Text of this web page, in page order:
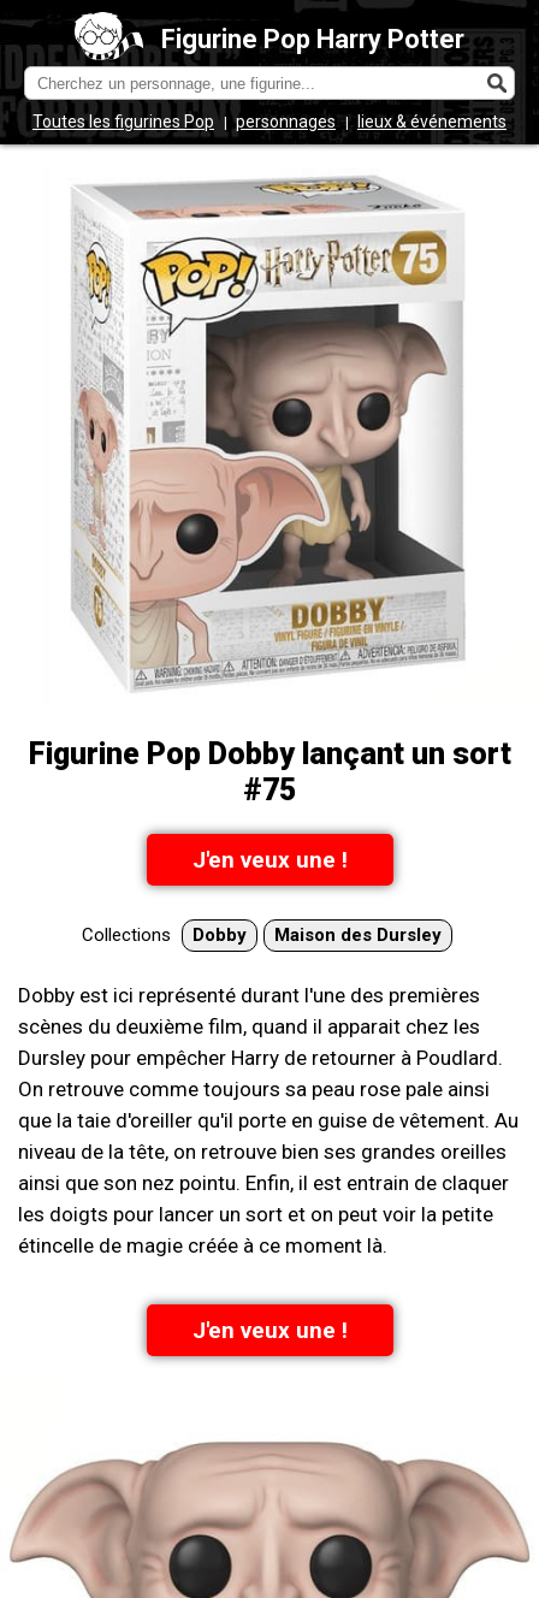
Figurine Pop Harry Potter
Toutes les figurines Pop personnages lieux & événements
Figurine Pop Dobby lançant un sort
#75
J'en veux une !
Collections Dobby Maison des Dursley
Dobby est ici représenté durant l'une des premières
scènes du deuxième film, quand il apparait chez les
Dursley pour empêcher Harry de retourner à Poudlard.
On retrouve comme toujours sa peau rose pale ainsi
que la taie d'oreiller qu'il porte en guise de vêtement. Au
niveau de la tête, on retrouve bien ses grandes oreilles
ainsi que son nez pointu. Enfin, il est entrain de claquer
les doigts pour lancer un sort et on peut voir la petite
étincelle de magie créée à ce moment là.
J'en veux une !